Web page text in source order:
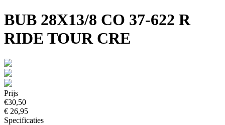
BUB 28X13/8 CO 37-622 R
RIDE TOUR CRE
Prijs
€30,50
€ 26,95
Specificaties